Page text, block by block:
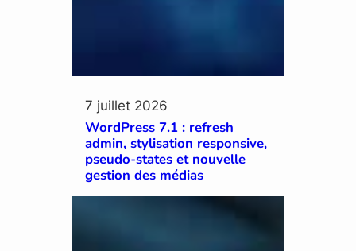
7 juillet 2026
WordPress 7.1 : refresh
admin, stylisation responsive,
pseudo-states et nouvelle
gestion des médias